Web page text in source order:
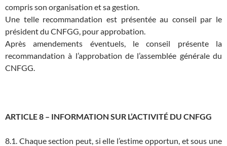
compris son organisation et sa gestion.
Une telle recommandation est présentée au conseil par le
président du CNFGG, pour approbation.
Après amendements éventuels, le conseil présente la
recommandation à l’approbation de l’assemblée générale du
CNFGG.
ARTICLE 8 – INFORMATION SUR L’ACTIVITÉ DU CNFGG
8.1. Chaque section peut, si elle l’estime opportun, et sous une